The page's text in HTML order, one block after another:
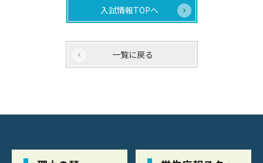
入試情報TOPへ
一覧に戻る